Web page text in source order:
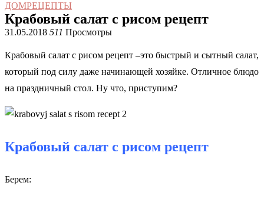
ДОМРЕЦЕПТЫ
Крабовый салат с рисом рецепт
31.05.2018 511 Просмотры
Крабовый салат с рисом рецепт –это быстрый и сытный салат,
который под силу даже начинающей хозяйке. Отличное блюдо
на праздничный стол. Ну что, приступим?
Крабовый салат с рисом рецепт
Берем: